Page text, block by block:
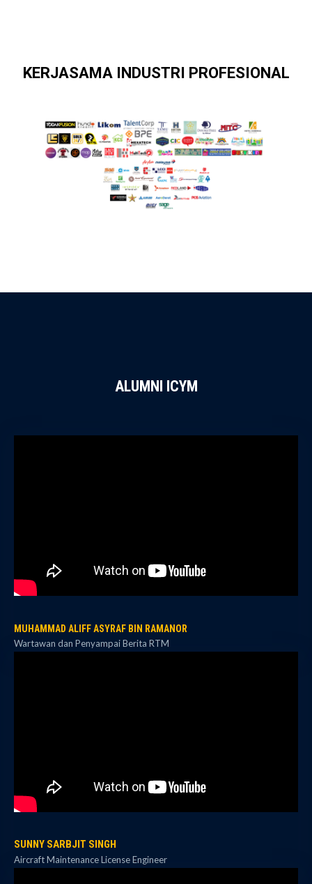
KERJASAMA INDUSTRI PROFESIONAL
ALUMNI ICYM
MUHAMMAD ALIFF ASYRAF BIN RAMANOR
Wartawan dan Penyampai Berita RTM
SUNNY SARBJIT SINGH
Aircraft Maintenance License Engineer